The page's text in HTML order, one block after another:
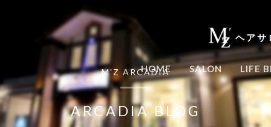
ヘアサ
HOME SALON LIFE
M'Z ARCADIA
ARCADIA BLOG